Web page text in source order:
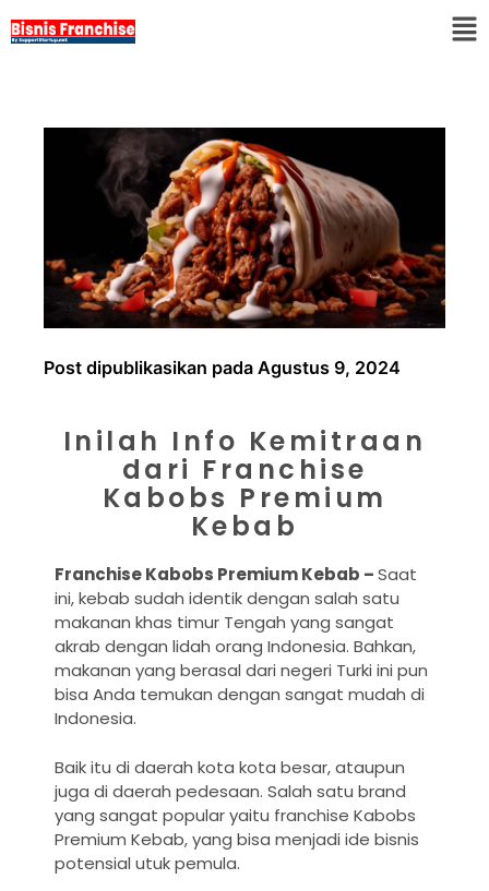
Post dipublikasikan pada Agustus 9, 2024
Inilah Info Kemitraan
dari Franchise
Kabobs Premium
Kebab
Franchise Kabobs Premium Kebab –Saat
ini, kebab sudah identik dengan salah satu
makanan khas timur Tengah yang sangat
akrab dengan lidah orang Indonesia. Bahkan,
makanan yang berasal dari negeri Turki ini pun
bisa Anda temukan dengan sangat mudah di
Indonesia.
Baik itu di daerah kota kota besar, ataupun
juga di daerah pedesaan. Salah satu brand
yang sangat popular yaitu franchise Kabobs
Premium Kebab, yang bisa menjadi ide bisnis
potensial utuk pemula.